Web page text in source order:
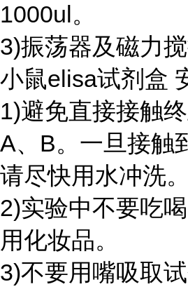
1000ul。
3)振荡器及磁力搅
小鼠elisa试剂盒
1)避免直接接触
A、B。一旦接触
请尽快用水冲洗。
2)实验中不要吃
用化妆品。
3)不要用嘴吸取